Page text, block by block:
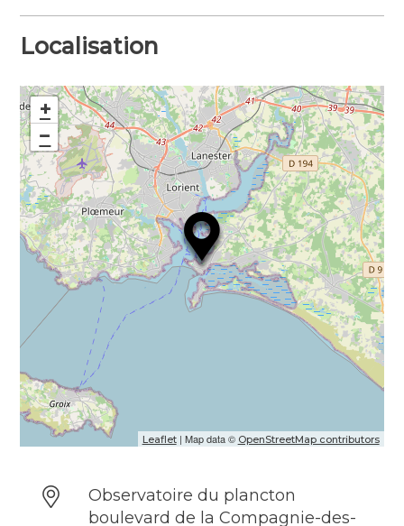
identifier grâce à un livret de
reconnaissance.
de pêcher à pied coques et palourdes. Juste
avec une cuillère, récoltez des coquillages
tout en conservant l’estran, facette de la mer
émergée par temps de marée basse. Vous
pouvez également observer le reste de la
biodiversité avec une autre sortie.
Des découvertes adaptées aux plus
petits (5 ans minimum de préférence)
comme aux plus âgés, néophytes comme
amateurs.
Réservation obligatoire.
Téléchargeable sur le site internet en bas de
page, renseignez-vous directement sur
l’emplacement des différentes sorties
nature disponibles.
Localisation
+
−
Leaflet| Map data © OpenStreetMap contributors
Observatoire du plancton
boulevard de la Compagnie-des-